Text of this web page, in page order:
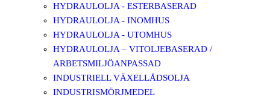
HYDRAULOLJA - ESTERBASERAD
HYDRAULOLJA - INOMHUS
HYDRAULOLJA - UTOMHUS
HYDRAULOLJA – VITOLJEBASERAD /
ARBETSMILJÖANPASSAD
INDUSTRIELL VÄXELLÅDSOLJA
INDUSTRISMÖRJMEDEL